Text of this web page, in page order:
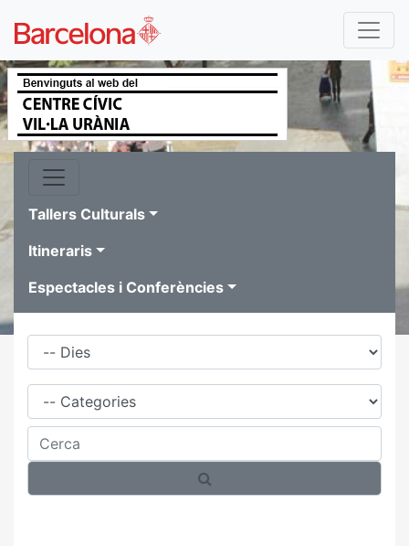
Tallers Culturals
Itineraris
Espectacles i Conferències
Dies
Família
Cerca